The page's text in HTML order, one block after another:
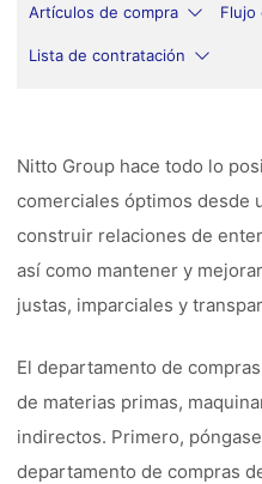
Artículos de compra Flujo
Lista de contratación
Nitto Group hace todo lo
comerciales óptimos desde
construir relaciones de
así como mantener y
justas, imparciales y
El departamento de
de materias primas,
indirectos. Primero,
departamento de compras